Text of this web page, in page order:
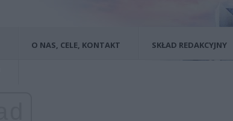
O NAS, CELE, KONTAKT SKŁAD REDAKCYJNY